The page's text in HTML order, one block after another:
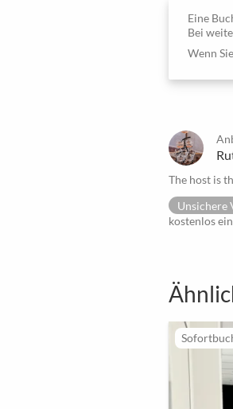
Eine
Bei
Wenn
The host is
Unsichere
kostenlos